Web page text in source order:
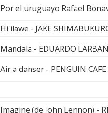
Por el uruguayo Rafael
Hi'ilawe - JAKE
Mandala - EDUARDO
Air a danser - PENGUIN CAFE
Imagine (de John Lennon) -